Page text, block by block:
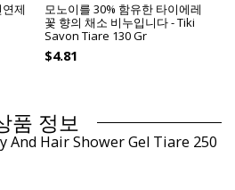
제
모노이를 30% 함유한 타이에레
꽃 향의 채소 비누입니다 - Tiki
Savon Tiare 130 Gr
$4.81
품 정보
And Hair Shower Gel Tiare 250